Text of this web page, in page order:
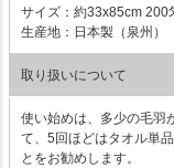
サイズ：約33x85cm 200
生産地：日本製（泉州）
取り扱いについて
使い始めは、多少の毛羽
て、5回ほどはタオル単
とをお勧めします。